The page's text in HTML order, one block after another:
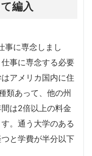
編入
事に専念しまし
事に専念する必要
アメリカ国内に住
類あって、他の州
は2倍以上の料金
。通う大学のある
と学費が半分以下